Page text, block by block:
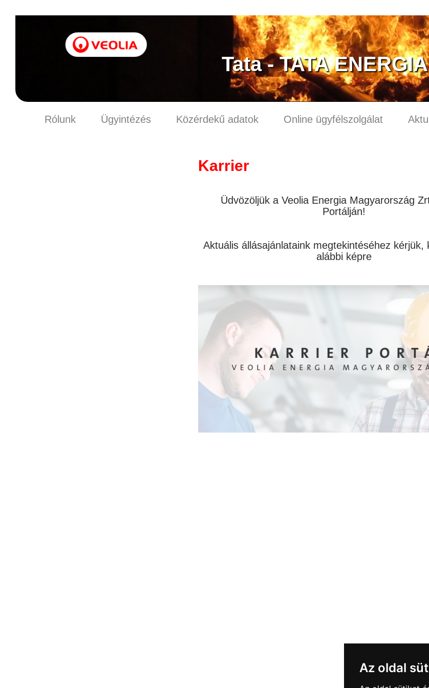
Az oldal
Tata - TATA
Rólunk Ügyintézés Közérdekű adatok Online ügyfélszolgálat
Karrier
Üdvözöljük a Veolia Energia Magyarország
Portálján!
Aktuális állásajánlataink megtekintéséhez kérjük,
alábbi képre